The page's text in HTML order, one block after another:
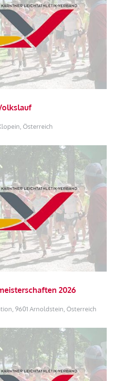
Österreich
2026
9601 Arnoldstein, Österreich